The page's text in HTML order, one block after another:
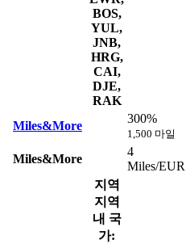
BOS,
YUL,
JNB,
HRG,
CAI,
DJE,
RAK
Miles&More
300%
1,500 마일
Miles&More
4
Miles/EUR
지역
지역
내 국
가: